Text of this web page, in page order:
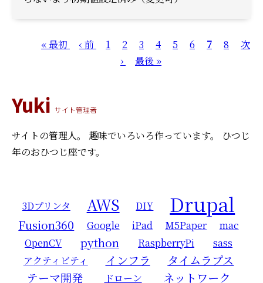
り
先
ー
ジ
« 最初
前
‹ 前
ペ
1
ペ
ー
2
ペ
ー
3
ペ
ー
4
ペ
5
ペ
6
カ
ジ
7
ペ
8
次
次
›
最
最後 »
Yuki サイト管理者
サイトの管理人。 趣味でいろいろ作っています。
ひつじ
年のおひつじ座です。
3Dプリンタ AWS DIY Drupal
Fusion360 Google iPad M5Paper
mac
OpenCV
python RaspberryPi
sass
アクティビティ
インフラ
タイムラプス
テーマ開発
ドローン ネットワーク